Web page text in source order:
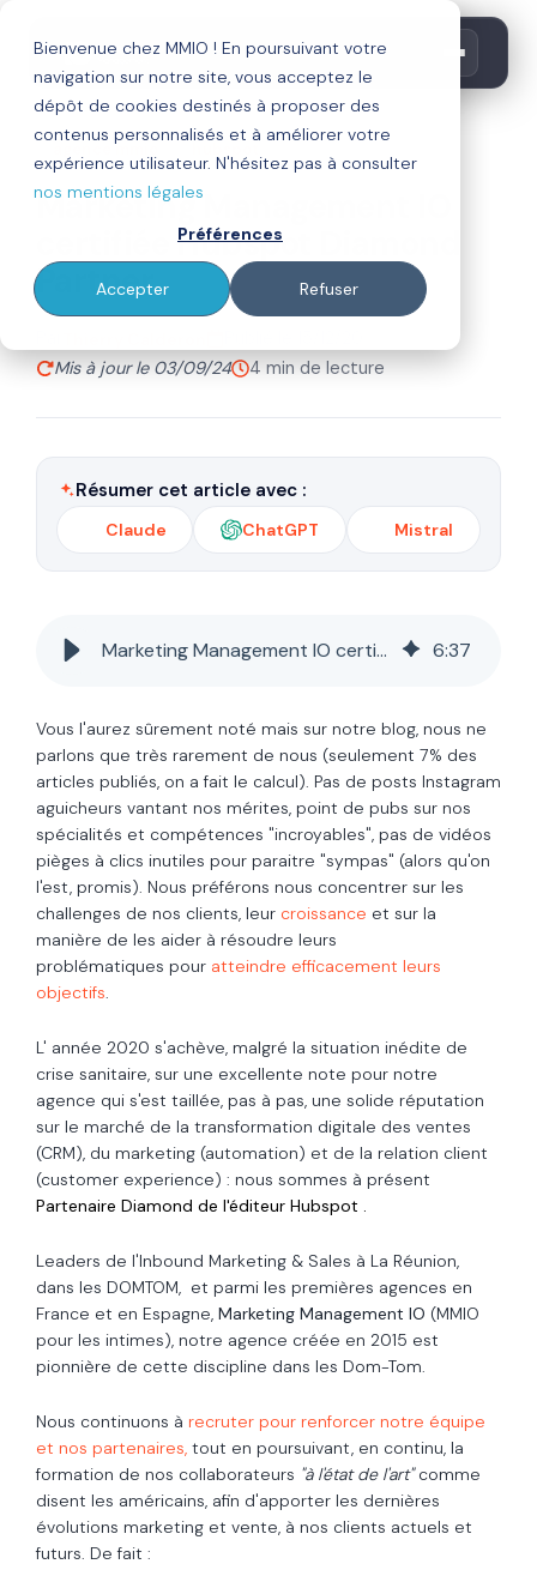
Bienvenue chez MMIO ! En poursuivant votre
navigation sur notre site, vous acceptez le
dépôt de cookies destinés à proposer des
contenus personnalisés et à améliorer votre
expérience utilisateur. N'hésitez pas à consulter
nos mentions légales
Préférences
Accepter Refuser
agence mmio
Marketing Management IO
certifiée Hubspot Diamond
Partner
Mis à jour le 03/09/24
4 min de lecture
Résumer cet article avec :
Claude ChatGPT Mistral
Marketing Management IO certifiée Hubspot Diamond Partner 6:37
Vous l'aurez sûrement noté mais sur notre blog, nous ne
parlons que très rarement de nous (seulement 7% des
articles publiés, on a fait le calcul). Pas de posts Instagram
aguicheurs vantant nos mérites, point de pubs sur nos
spécialités et compétences "incroyables", pas de vidéos
pièges à clics inutiles pour paraitre "sympas" (alors qu'on
l'est, promis). Nous préférons nous concentrer sur les
challenges de nos clients, leur croissance et sur la
manière de les aider à résoudre leurs
problématiques pour atteindre efficacement leurs
objectifs.
L' année 2020 s'achève, malgré la situation inédite de
crise sanitaire, sur une excellente note pour notre
agence qui s'est taillée, pas à pas, une solide réputation
sur le marché de la transformation digitale des ventes
(CRM), du marketing (automation) et de la relation client
(customer experience) : nous sommes à présent
Partenaire Diamond de l'éditeur Hubspot .
Leaders de l'Inbound Marketing & Sales à La Réunion,
dans les DOMTOM, et parmi les premières agences en
France et en Espagne, Marketing Management IO (MMIO
pour les intimes), notre agence créée en 2015 est
pionnière de cette discipline dans les Dom-Tom.
Nous continuons à recruter pour renforcer notre équipe
et nos partenaires, tout en poursuivant, en continu, la
formation de nos collaborateurs "à l'état de l'art"comme
disent les américains, afin d'apporter les dernières
évolutions marketing et vente, à nos clients actuels et
futurs. De fait :